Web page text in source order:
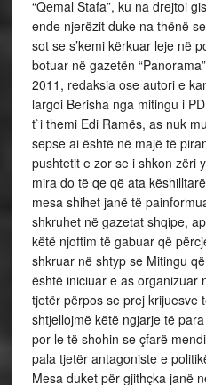
“Qemal Stafa”, ku na drejtoi
ende njerëzit duke na thënë
sot se s’kemi kërkuar leje në
botuar në gazetën
2011, redaksia ose autori e
largoi Berisha nga mitingu i
t`i themi Edi Ramës, as nuk
sepse ai është në majë të
pushtetit e zor se i shkon zëri
mira do të qe që ata
mesa shihet janë të
shkruhet në gazetat shqipe,
këtë njoftim të gabuar që
shkruar në shtyp se Mitingu
është iniciuar e as organizuar
tjetër përpos se prej krijuesve
shtjellojmë këtë ngjarje të
por le të shohin se çfarë
pala tjetër antagoniste e
Mesa duket për gjithçka janë